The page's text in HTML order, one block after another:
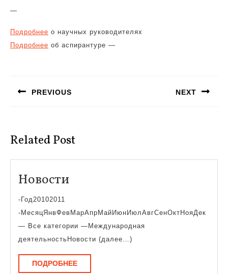
—
Подробнее о научных руководителях
Подробнее об аспирантуре —
записям
PREVIOUS NEXT
Related Post
Новости
-Год20102011
-МесяцЯнвФевМарАпрМайИюнИюлАвгСенОктНояДек
— Все категории —Международная
деятельностьНовости (далее…)
ПОДРОБНЕЕПОДРОБНЕЕ